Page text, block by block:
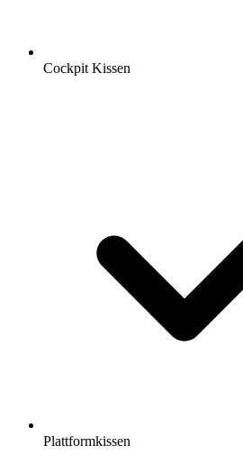
Cockpit Kissen
Plattformkissen